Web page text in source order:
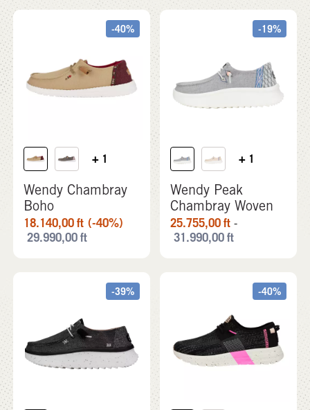
-40%
+ 1
Wendy Chambray
Boho
18.140,00ft (-40%)
29.990,00ft
-19%
+ 1
Wendy Peak
Chambray Woven
25.755,00ft -
31.990,00ft
-39% -40%